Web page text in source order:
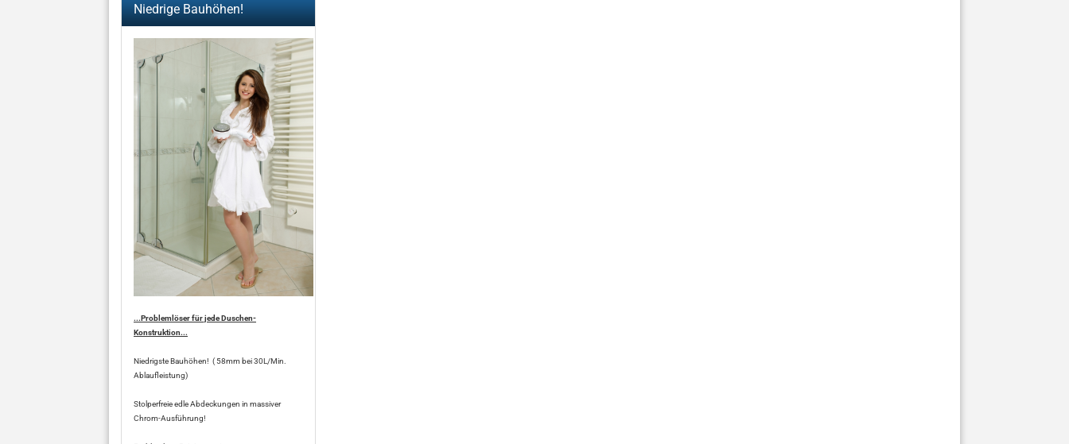
Niedrige Bauhöhen!
...Problemlöser für jede Duschen-
Konstruktion...
Niedrigste Bauhöhen! ( 58mm bei 30L/Min.
Ablaufleistung)
Stolperfreie edle Abdeckungen in massiver
Chrom-Ausführung!